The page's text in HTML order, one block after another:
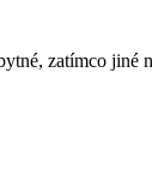
zatímco